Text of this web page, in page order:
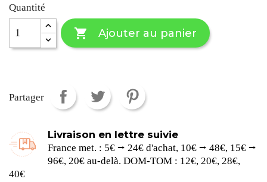
Quantité
 Ajouter au panier
Partager
Livraison en lettre suivie
France met. : 5€ ⭢ 24€ d'achat, 10€ ⭢ 48€, 15€ ⭢
96€, 20€ au-delà. DOM-TOM : 12€, 20€, 28€,
40€